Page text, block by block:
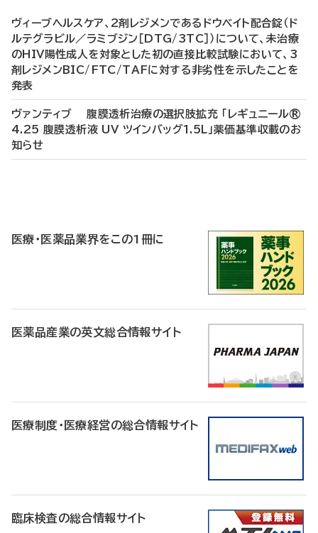
ヴィーブヘルスケア、2剤レジメンであるドウベイト配合錠（ド
ルテグラビル／ラミブジン［DTG/3TC］）について、未治療
のHIV陽性成人を対象とした初の直接比較試験において、3
剤レジメンBIC/FTC/TAFに対する非劣性を示したことを
発表
ヴァンティブ 腹膜透析治療の選択肢拡充 「レギュニール®
4.25 腹膜透析液 UV ツインバッグ1.5L」薬価基準収載のお
知らせ
医療・医薬品業界をこの1冊に
医薬品産業の英文総合情報サイト
医療制度・医療経営の総合情報サイト
臨床検査の総合情報サイト